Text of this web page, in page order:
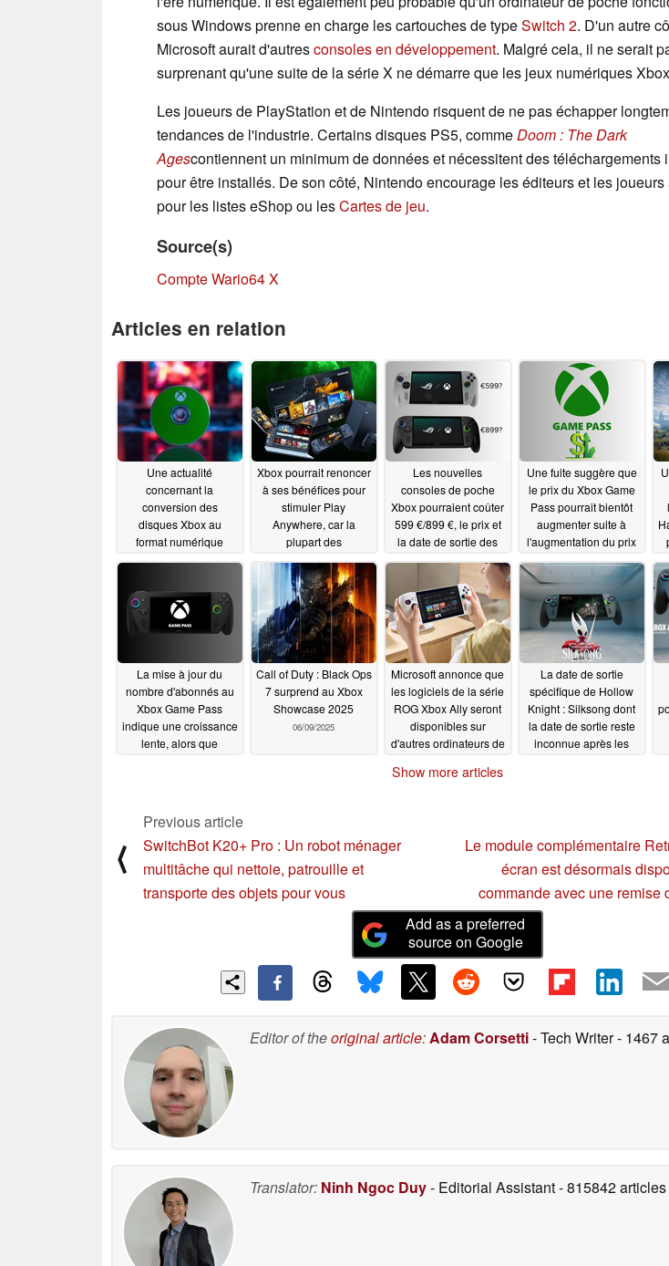
sous Windows prenne en charge les cartouches de typeSwitch 2. D'un autre
Microsoft aurait d'autresconsoles en développement. Malgré cela, il ne serait
surprenant qu'une suite de la série X ne démarre que les jeux numériques
Les joueurs de PlayStation et de Nintendo risquent de ne pas échapper
tendances de l'industrie. Certains disques PS5, commeDoom : The Dark
Agescontiennent un minimum de données et nécessitent des téléchargements
pour être installés. De son côté, Nintendo encourage les éditeurs et les joueurs
pour les listes eShop ou lesCartes de jeu.
Source(s)
Compte Wario64 X
Articles en relation
Une actualité
concernant la
conversion des
disques Xbox au
format numérique
de la polémique autour
des jeux physiques sur
PS507/20/2026
Xbox pourrait renoncer
à ses bénéfices pour
stimuler Play
Anywhere, car la
plupart des
Steam ou le PS Store
04/11/2026
Les nouvelles
consoles de poche
Xbox pourraient coûter
599 €/899 €, le prix et
la date de sortie des
06/14/2025
Une fuite suggère que
le prix du Xbox Game
Pass pourrait bientôt
augmenter suite à
l'augmentation du prix
06/13/2025
La mise à jour du
nombre d'abonnés au
Xbox Game Pass
indique une croissance
lente, alors que
Call of Duty : Black Ops
7 surprend au Xbox
Showcase 2025
06/09/2025
Microsoft annonce que
les logiciels de la série
ROG Xbox Ally seront
disponibles sur
d'autres ordinateurs de
202606/09/2025
La date de sortie
spécifique de Hollow
Knight : Silksong dont
la date de sortie reste
inconnue après les
Show more articles
⟨
Previous article
SwitchBot K20+ Pro : Un robot ménager
multitâche qui nettoie, patrouille et
transporte des objets pour vous
Le module complémentaire
écran est désormais
commande avec une remise
Add as a preferred
source on Google
Editor of theoriginal article:Adam Corsetti- Tech Writer- 1467
Translator: Ninh Ngoc Duy- Editorial Assistant- 815842